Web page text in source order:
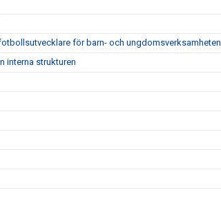
för barn- och ungdomsverksamheten
interna strukturen